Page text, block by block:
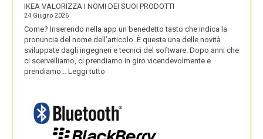
IKEA VALORIZZA I NOMI DEI SUOI PRODOTTI
24 Giugno 2026
Come? Inserendo nella app un benedetto tasto che indica la
pronuncia del nome dell’articolo. È questa una delle novità
sviluppate dagli ingegneri e tecnici del software. Dopo anni che
ci scervelliamo, ci prendiamo in giro vicendevolmente e
prendiamo… Leggi tutto
NOMI
DEI
SUOI